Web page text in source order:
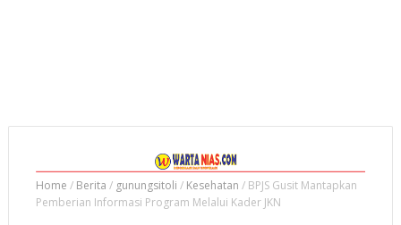
Home / Berita / gunungsitoli / Kesehatan / BPJS Gusit Mantapkan
Pemberian Informasi Program Melalui Kader JKN